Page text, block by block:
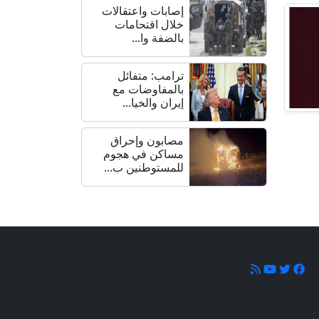
إصابات واعتقالات
خلال اقتحامات
بالضفة وا...
ترامب: متفائل
بالمفاوضات مع
إيران والخيا...
مصابون وإحراق
مساكن في هجوم
للمستوطنين ب...